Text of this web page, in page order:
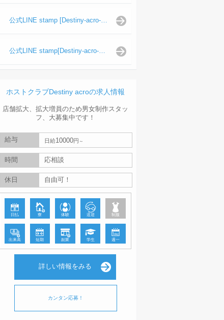
公式LINE stamp [Destiny-acro-波旬]
公式LINE stamp[Destiny-acro-天照陽]
ホストクラブDestiny acroの求人情報
店舗拡大、拡大増員のため男女制作スタッ
フ、大募集中です！
給与 日給10000円
時間 応相談
休日 自由可！
日払 寮 体験 送迎 制服
出来高 短期 副業 学生 週一
詳しい情報をみる
カンタン応募！